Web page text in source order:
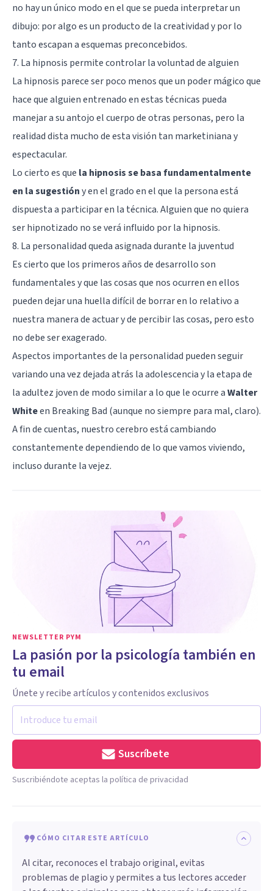
no hay un único modo en el que se pueda interpretar un
dibujo: por algo es un producto de lacreatividady por lo
tanto escapan a esquemas preconcebidos.
7. La hipnosis permite controlar la voluntad de alguien
La hipnosis parece ser poco menos que un poder mágico que
hace que alguien entrenado en estas técnicas pueda
manejar a su antojo el cuerpo de otras personas, pero la
realidad dista mucho de esta visión tan marketiniana y
espectacular.
Lo cierto es que la hipnosis se basa fundamentalmente
en la sugestióny en el grado en el que la persona está
dispuesta a participar en la técnica. Alguien que no quiera
ser hipnotizado no se verá influido por la hipnosis.
8. La personalidad queda asignada durante la juventud
Es cierto que los primeros años de desarrollo son
fundamentales y que las cosas que nos ocurren en ellos
pueden dejar una huella difícil de borrar en lo relativo a
nuestra manera de actuar y de percibir las cosas, pero esto
no debe ser exagerado.
Aspectos importantes de la personalidad pueden seguir
variando una vez dejada atrás la adolescencia y la etapa de
la adultez joven de modo similar a lo que le ocurre aWalter
Whiteen Breaking Bad (aunque no siempre para mal, claro).
A fin de cuentas, nuestro cerebro está cambiando
constantemente dependiendo de lo que vamos viviendo,
incluso durante la vejez.
NEWSLETTER PYM
La pasión por la psicología también en
tu email
Únete y recibe artículos y contenidos exclusivos
Suscríbete
Suscribiéndote aceptas la política de privacidad
CÓMO CITAR ESTE ARTÍCULO
Al citar, reconoces el trabajo original, evitas
problemas de plagio y permites a tus lectores acceder